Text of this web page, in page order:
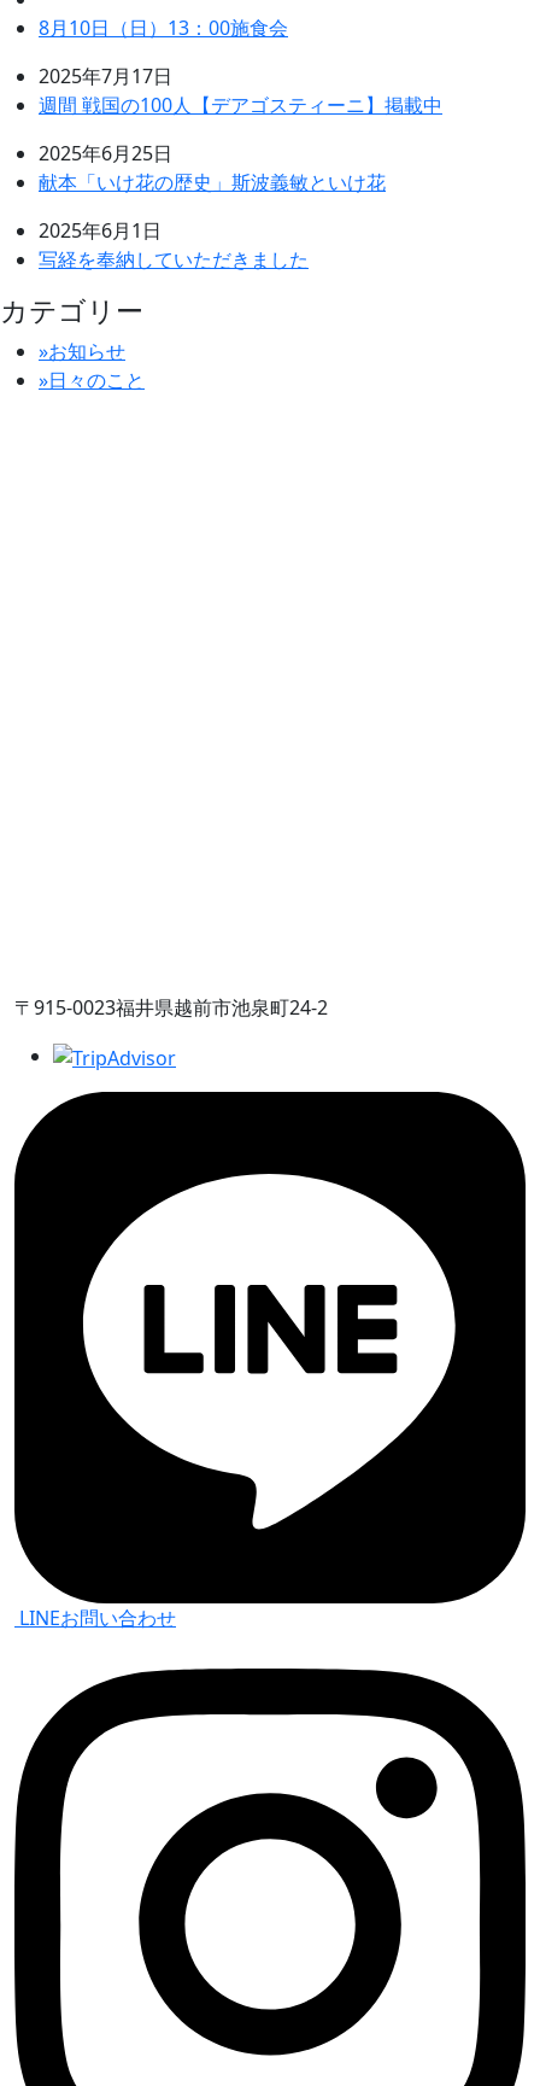
8月10日（日）13：00施食会
2025年7月17日
週間 戦国の100人【デアゴスティーニ】掲載中
2025年6月25日
献本「いけ花の歴史」斯波義敏といけ花
2025年6月1日
写経を奉納していただきました
カテゴリー
»お知らせ
»日々のこと
〒915-0023福井県越前市池泉町24-2
LINEお問い合わせ